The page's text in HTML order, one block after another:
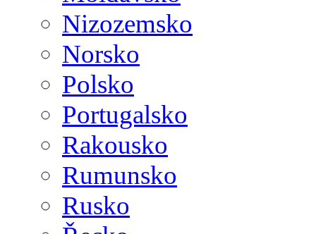
Nizozemsko
Norsko
Polsko
Portugalsko
Rakousko
Rumunsko
Rusko